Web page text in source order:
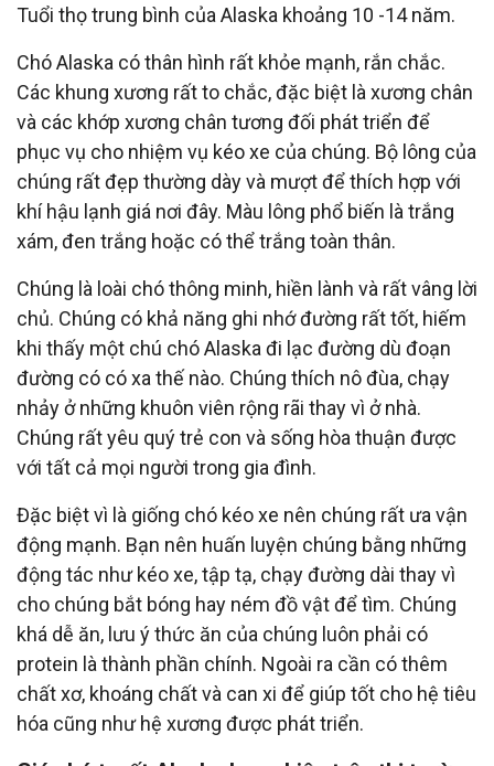
Tuổi thọ trung bình của Alaska khoảng 10 -14 năm.
Chó Alaska có thân hình rất khỏe mạnh, rắn chắc.
Các khung xương rất to chắc, đặc biệt là xương chân
và các khớp xương chân tương đối phát triển để
phục vụ cho nhiệm vụ kéo xe của chúng. Bộ lông của
chúng rất đẹp thường dày và mượt để thích hợp với
khí hậu lạnh giá nơi đây. Màu lông phổ biến là trắng
xám, đen trắng hoặc có thể trắng toàn thân.
Chúng là loài chó thông minh, hiền lành và rất vâng lời
chủ. Chúng có khả năng ghi nhớ đường rất tốt, hiếm
khi thấy một chú chó Alaska đi lạc đường dù đoạn
đường có có xa thế nào. Chúng thích nô đùa, chạy
nhảy ở những khuôn viên rộng rãi thay vì ở nhà.
Chúng rất yêu quý trẻ con và sống hòa thuận được
với tất cả mọi người trong gia đình.
Đặc biệt vì là giống chó kéo xe nên chúng rất ưa vận
động mạnh. Bạn nên huấn luyện chúng bằng những
động tác như kéo xe, tập tạ, chạy đường dài thay vì
cho chúng bắt bóng hay ném đồ vật để tìm. Chúng
khá dễ ăn, lưu ý thức ăn của chúng luôn phải có
protein là thành phần chính. Ngoài ra cần có thêm
chất xơ, khoáng chất và can xi để giúp tốt cho hệ tiêu
hóa cũng như hệ xương được phát triển.